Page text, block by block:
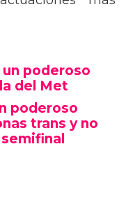
más
poderoso
del Met
poderoso
trans y no